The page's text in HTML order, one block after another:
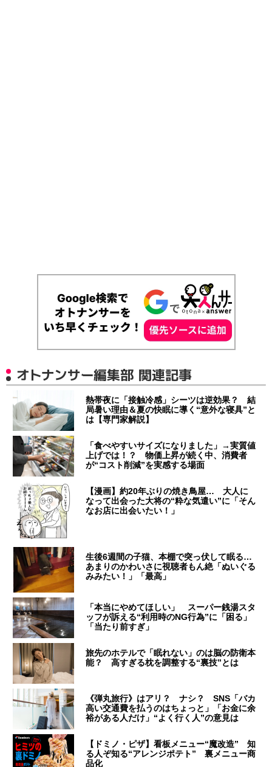
オトナンサー編集部 関連記事
熱帯夜に「接触冷感」シーツは逆効果？ 結
局暑い理由＆夏の快眠に導く“意外な寝具”と
は【専門家解説】
「食べやすいサイズになりました」→実質値
上げでは！？ 物価上昇が続く中、消費者
が“コスト削減”を実感する場面
【漫画】約20年ぶりの焼き鳥屋… 大人に
なって出会った大将の“粋な気遣い”に「そん
なお店に出会いたい！」
生後6週間の子猫、本棚で突っ伏して眠る…
あまりのかわいさに視聴者もん絶「ぬいぐる
みみたい！」「最高」
「本当にやめてほしい」 スーパー銭湯スタ
ッフが訴える“利用時のNG行為”に「困る」
「当たり前すぎ」
旅先のホテルで「眠れない」のは脳の防衛本
能？ 高すぎる枕を調整する“裏技”とは
《弾丸旅行》はアリ？ ナシ？ SNS「バカ
高い交通費を払うのはちょっと」「お金に余
裕がある人だけ」“よく行く人”の意見は
【ドミノ・ピザ】看板メニュー“魔改造” 知
る人ぞ知る“アレンジポテト” 裏メニュー商
品化